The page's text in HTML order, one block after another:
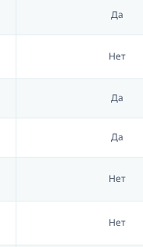
Да
Нет
Да
Да
Нет
Нет